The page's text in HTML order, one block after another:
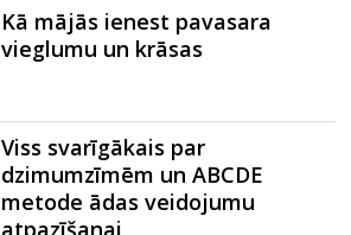
Kā mājās ienest pavasara
vieglumu un krāsas
Viss svarīgākais par
dzimumzīmēm un ABCDE
metode ādas veidojumu
atpazīšanai